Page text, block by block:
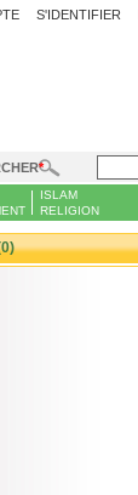
S'IDENTIFIER
ISLAM
RELIGION